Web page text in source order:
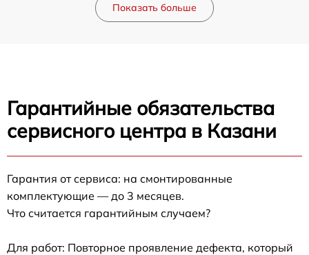
Показать больше
Гарантийные обязательства
сервисного центра в Казани
Гарантия от сервиса: на смонтированные
комплектующие — до 3 месяцев.
Что считается гарантийным случаем?
Для работ: Повторное проявление дефекта, который